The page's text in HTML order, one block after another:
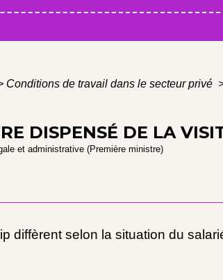
Conditions de travail dans le secteur privé
DISPENSÉ DE LA
et administrative (Première ministre)
diffèrent selon la situation du